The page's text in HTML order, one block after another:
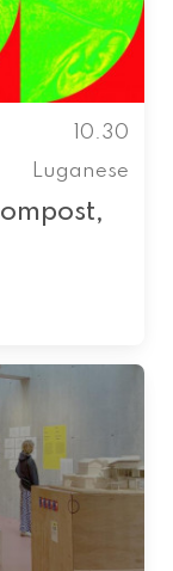
10.30
Luganese